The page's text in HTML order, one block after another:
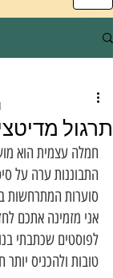
תרגול
חמלה עצמית הוא
התבוננות ערה על
סוערות המתרחשות
אני מזמינה אתכם
לפוסטים שכתבתי
טובות ולהכניס יותר